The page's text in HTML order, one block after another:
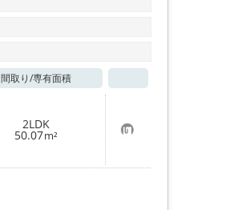
間取り/専有面積
2LDK
50.07m² お
気
に
入